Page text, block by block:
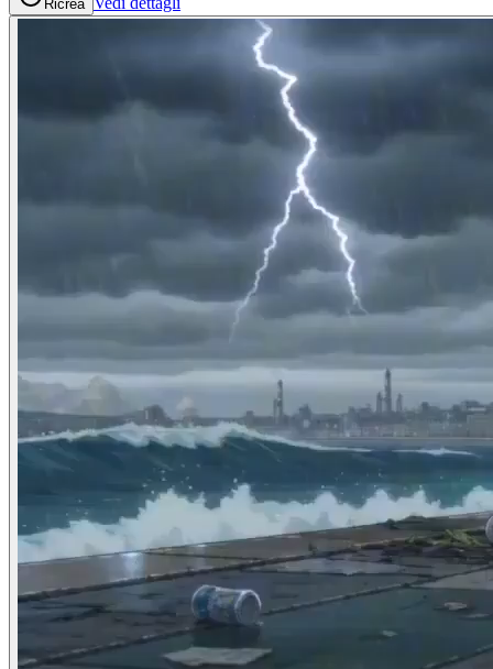
Ricrea